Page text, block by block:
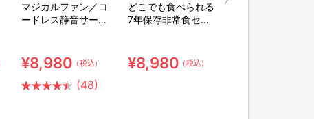
マジカルファン／コ
ードレス静音サーキ
¥8,980 （税込）
(48)
どこでも食べられる
7年保存非常食セッ
茶&口腔ケア用ウェ
ット綿棒
¥8,980 （税込）